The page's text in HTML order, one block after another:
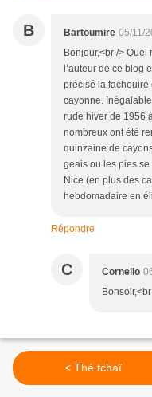
B Bartoumire 05/11/
Bonjour,<br /> Quel
l’auteur de ce blog
précisé la fachouire
cayonne.
rude hiver de 1956
nombreux ont été
quinzaine de
geais ou les pies se
Nice (en plus des
hebdomadaire en
Répondre
C Cornello
< Thé tchaï